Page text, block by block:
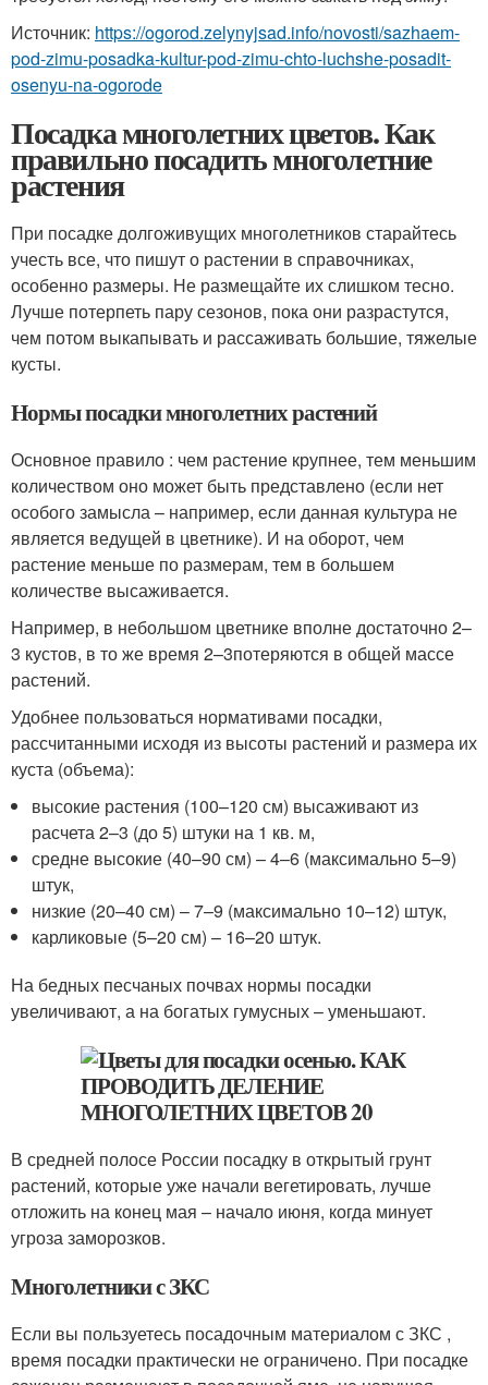
Источник: https://ogorod.zelynyjsad.info/novosti/sazhaem-
pod-zimu-posadka-kultur-pod-zimu-chto-luchshe-posadit-
osenyu-na-ogorode
Посадка многолетних цветов. Как
правильно посадить многолетние
растения
При посадке долгоживущих многолетников старайтесь
учесть все, что пишут о растении в справочниках,
особенно размеры. Не размещайте их слишком тесно.
Лучше потерпеть пару сезонов, пока они разрастутся,
чем потом выкапывать и рассаживать большие, тяжелые
кусты.
Нормы посадки многолетних растений
Основное правило : чем растение крупнее, тем меньшим
количеством оно может быть представлено (если нет
особого замысла – например, если данная культура не
является ведущей в цветнике). И на оборот, чем
растение меньше по размерам, тем в большем
количестве высаживается.
Например, в небольшом цветнике вполне достаточно 2–
3 кустов, в то же время 2–3потеряются в общей массе
растений.
Удобнее пользоваться нормативами посадки,
рассчитанными исходя из высоты растений и размера их
куста (объема):
высокие растения (100–120 см) высаживают из
расчета 2–3 (до 5) штуки на 1 кв. м,
средне высокие (40–90 см) – 4–6 (максимально 5–9)
штук,
низкие (20–40 см) – 7–9 (максимально 10–12) штук,
карликовые (5–20 см) – 16–20 штук.
На бедных песчаных почвах нормы посадки
увеличивают, а на богатых гумусных – уменьшают.
В средней полосе России посадку в открытый грунт
растений, которые уже начали вегетировать, лучше
отложить на конец мая – начало июня, когда минует
угроза заморозков.
Многолетники с ЗКС
Если вы пользуетесь посадочным материалом с ЗКС ,
время посадки практически не ограничено. При посадке